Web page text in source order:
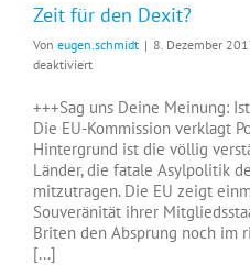
Zeit für den Dexit?
Von eugen.schmidt | 8. Dezember
deaktiviertfür
für
den
Dexit?
+++Sag uns Deine Meinung:
Die EU-Kommission verklagt
Hintergrund ist die völlig
Länder, die fatale Asylpolitik
mitzutragen. Die EU zeigt
Souveränität ihrer
Briten den Absprung noch im
[...]